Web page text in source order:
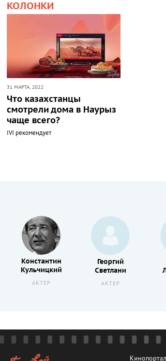
КОЛОНКИ
31 МАРТА, 2022
Что казахстанцы
смотрели дома в Наурыз
чаще всего?
IVI рекомендует
Константин
Кульчицкий
АКТЕР
Георгий
Светлани
АКТЕР